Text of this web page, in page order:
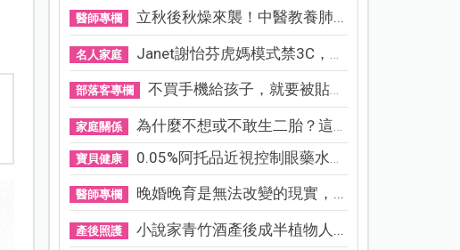
醫師專欄 立秋後秋燥來襲！中醫教養肺...
名人家庭 Janet謝怡芬虎媽模式禁3C，看...
部落客專欄 不買手機給孩子，就要被貼「...
家庭關係 為什麼不想或不敢生二胎？這8...
寶貝健康 0.05%阿托品近視控制眼藥水納...
醫師專欄 晚婚晚育是無法改變的現實，...
產後照護 小說家青竹酒產後成半植物人...